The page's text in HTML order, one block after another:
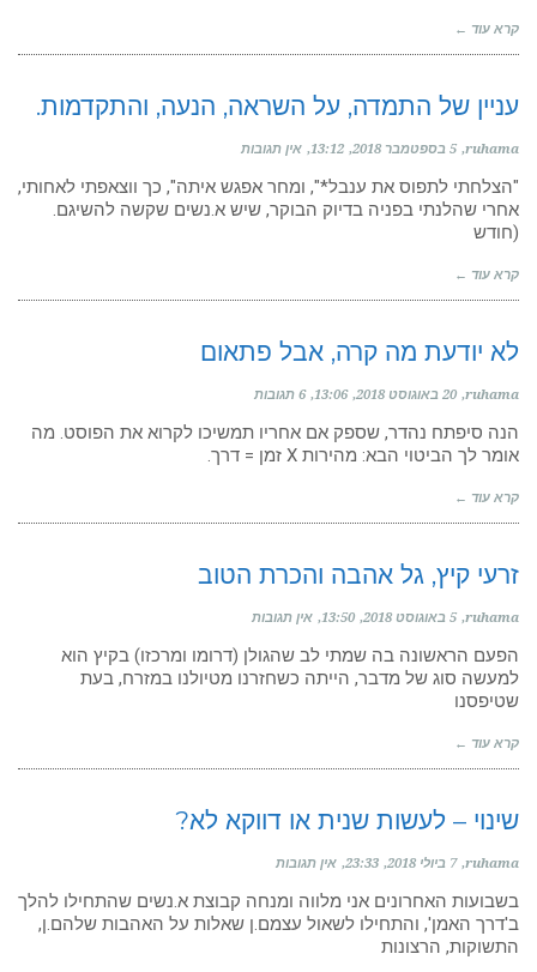
קרא עוד ←
עניין של התמדה, על השראה, הנעה, והתקדמות.
ruhama 5 בספטמבר 2018 13:12 אין תגובות
"הצלחתי לתפוס את ענבל*", ומחר אפגש איתה", כך ווצאפתי לאחותי,
אחרי שהלנתי בפניה בדיוק הבוקר, שיש א.נשים שקשה להשיגם.
(חודש
קרא עוד ←
לא יודעת מה קרה, אבל פתאום
ruhama 20 באוגוסט 2018 13:06 6 תגובות
הנה סיפתח נהדר, שספק אם אחריו תמשיכו לקרוא את הפוסט. מה
אומר לך הביטוי הבא: מהירות X זמן = דרך.
קרא עוד ←
זרעי קיץ, גל אהבה והכרת הטוב
ruhama 5 באוגוסט 2018 13:50 אין תגובות
הפעם הראשונה בה שמתי לב שהגולן (דרומו ומרכזו) בקיץ הוא
למעשה סוג של מדבר, הייתה כשחזרנו מטיולנו במזרח, בעת
שטיפסנו
קרא עוד ←
שינוי – לעשות שנית או דווקא לא?
ruhama 7 ביולי 2018 23:33 אין תגובות
בשבועות האחרונים אני מלווה ומנחה קבוצת א.נשים שהתחילו להלך
ב'דרך האמן', והתחילו לשאול עצמם.ן שאלות על האהבות שלהם.ן,
התשוקות, הרצונות